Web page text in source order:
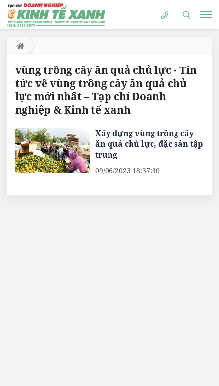
vùng trồng cây ăn quả chủ lực - Tin
tức về vùng trồng cây ăn quả chủ
lực mới nhất – Tạp chí Doanh
nghiệp & Kinh tế xanh
Xây dựng vùng trồng cây
ăn quả chủ lực, đặc sản tập
trung
09/06/2023 18:37:30